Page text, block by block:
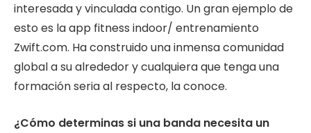
interesada y vinculada contigo. Un gran ejemplo de
esto es la app fitness indoor/ entrenamiento
Zwift.com. Ha construido una inmensa comunidad
global a su alrededor y cualquiera que tenga una
formación seria al respecto, la conoce.
¿Cómo determinas si una banda necesita un